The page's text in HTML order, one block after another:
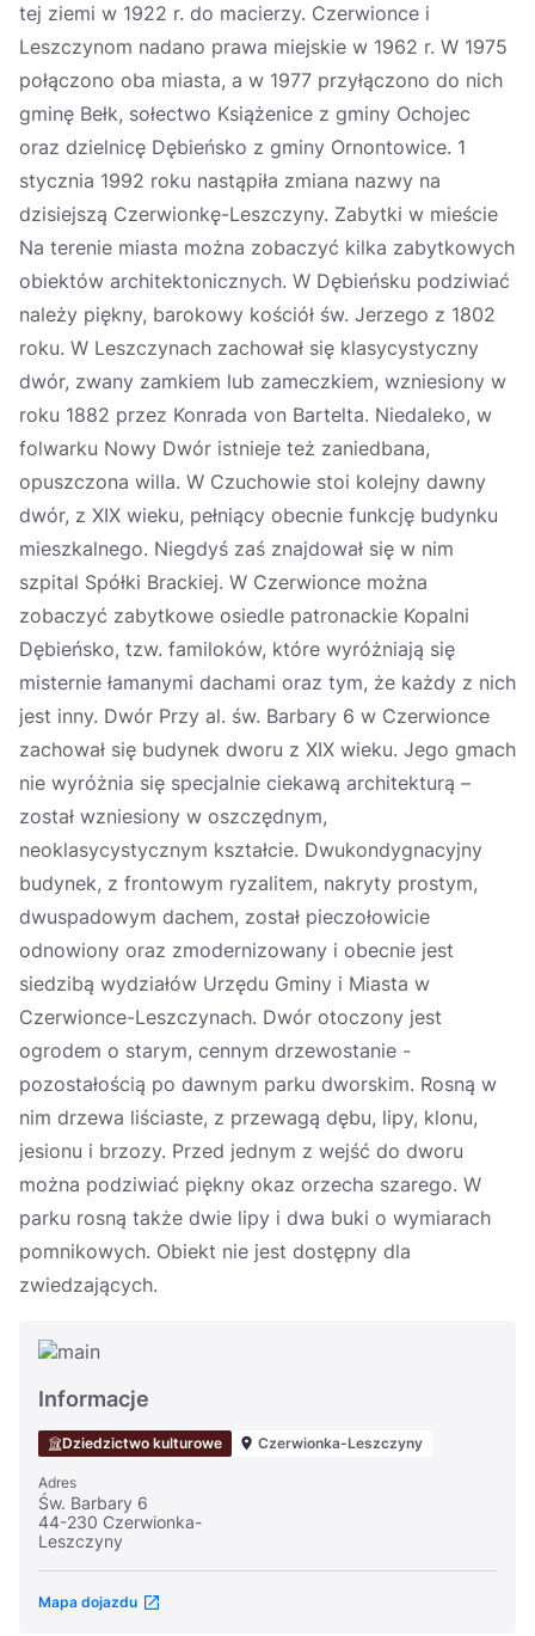
tej ziemi w 1922 r. do macierzy. Czerwionce i
Leszczynom nadano prawa miejskie w 1962 r. W 1975
połączono oba miasta, a w 1977 przyłączono do nich
gminę Bełk, sołectwo Książenice z gminy Ochojec
oraz dzielnicę Dębieńsko z gminy Ornontowice. 1
stycznia 1992 roku nastąpiła zmiana nazwy na
dzisiejszą Czerwionkę-Leszczyny. Zabytki w mieście
Na terenie miasta można zobaczyć kilka zabytkowych
obiektów architektonicznych. W Dębieńsku podziwiać
należy piękny, barokowy kościół św. Jerzego z 1802
roku. W Leszczynach zachował się klasycystyczny
dwór, zwany zamkiem lub zameczkiem, wzniesiony w
roku 1882 przez Konrada von Bartelta. Niedaleko, w
folwarku Nowy Dwór istnieje też zaniedbana,
opuszczona willa. W Czuchowie stoi kolejny dawny
dwór, z XIX wieku, pełniący obecnie funkcję budynku
mieszkalnego. Niegdyś zaś znajdował się w nim
szpital Spółki Brackiej. W Czerwionce można
zobaczyć zabytkowe osiedle patronackie Kopalni
Dębieńsko, tzw. familoków, które wyróżniają się
misternie łamanymi dachami oraz tym, że każdy z nich
jest inny. Dwór Przy al. św. Barbary 6 w Czerwionce
zachował się budynek dworu z XIX wieku. Jego gmach
nie wyróżnia się specjalnie ciekawą architekturą –
został wzniesiony w oszczędnym,
neoklasycystycznym kształcie. Dwukondygnacyjny
budynek, z frontowym ryzalitem, nakryty prostym,
dwuspadowym dachem, został pieczołowicie
odnowiony oraz zmodernizowany i obecnie jest
siedzibą wydziałów Urzędu Gminy i Miasta w
Czerwionce-Leszczynach. Dwór otoczony jest
ogrodem o starym, cennym drzewostanie -
pozostałością po dawnym parku dworskim. Rosną w
nim drzewa liściaste, z przewagą dębu, lipy, klonu,
jesionu i brzozy. Przed jednym z wejść do dworu
można podziwiać piękny okaz orzecha szarego. W
parku rosną także dwie lipy i dwa buki o wymiarach
pomnikowych. Obiekt nie jest dostępny dla
zwiedzających.
Informacje
Dziedzictwo kulturowe Czerwionka-Leszczyny
Adres
Św. Barbary 6
44-230 Czerwionka-
Leszczyny
Mapa dojazdu